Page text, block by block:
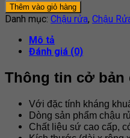
Thêm vào giỏ hàng
Danh mục: Chậu rửa, Chậu
Mô tả
Đánh giá (0)
Thông tin cở bản
Với đặc tính kháng
Dòng sản phẩm chậu
Chất liệu sứ cao cấp,